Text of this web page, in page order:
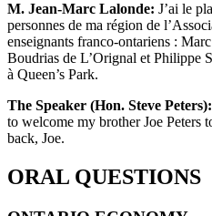
M. Jean-Marc Lalonde: J’ai le
personnes de ma région de
enseignants franco-ontariens :
Boudrias de L’Orignal et Philippe
à Queen’s Park.
The Speaker (Hon. Steve Peters):
to welcome my brother Joe Peters
back, Joe.
ORAL QUESTIONS